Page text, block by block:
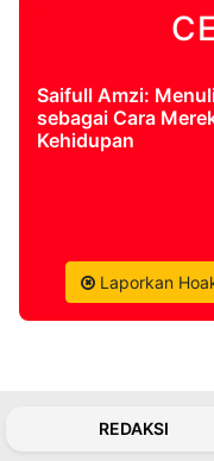
2026Saifull Amzi:
sebagai Cara
Kehidupan
Laporkan
REDAKSI